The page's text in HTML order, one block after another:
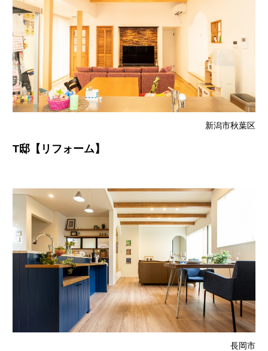
新潟市秋葉区
T邸【リフォーム】
長岡市